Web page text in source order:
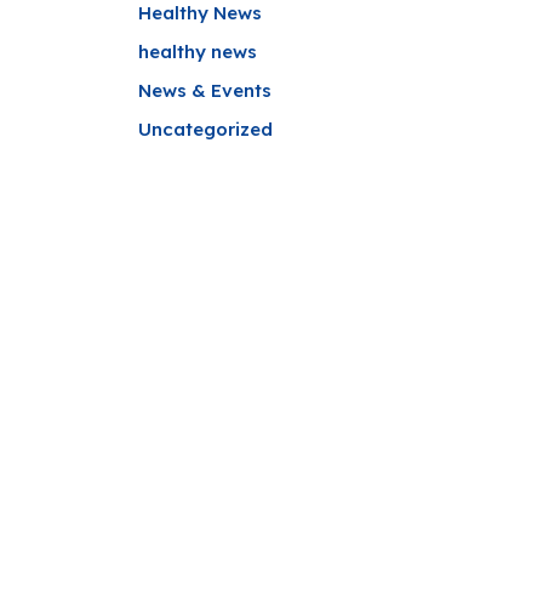
Healthy News
healthy news
News & Events
Uncategorized